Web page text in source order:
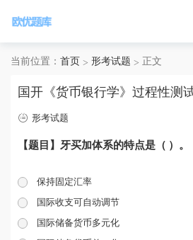
当前位置： 首页 形考试题 正文
国开《货币银行学》过程性测
形考试题
【题目】牙买加体系的特点是（ ）。
保持固定汇率
国际收支可自动调节
国际储备货币多元化